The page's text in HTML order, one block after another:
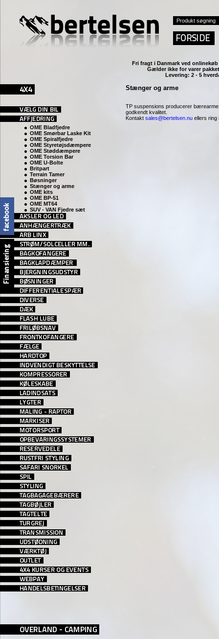
Fri fragt i Danmark ved onlinekøb
Gælder ikke for varer
Levering: 2 - 5
OME Bladfjedre
OME Smørbar Laske Kit
OME Spiralfjedre
OME Styretøjsdæmpere
OME Støddæmpere
OME Torsion Bar
OME U-Bolte
Britpart
Terrain Tamer
Bøsninger
Stænger og arme
OME kits
OME BP-51
OME MT64
SUV - VAN Fjedre sæt
Stænger og arme
TP suspensions producerer
godkendt kvalitet.
Kontakt sales@bertelsen.nu ellers ring